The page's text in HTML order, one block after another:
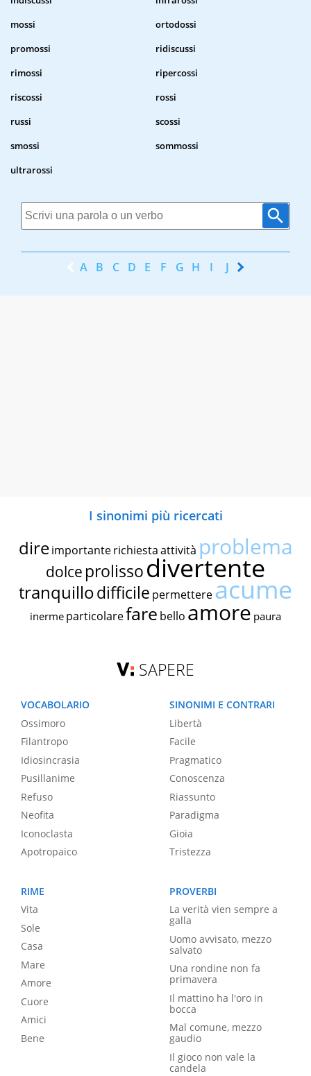
mossi
ortodossi
promossi
ridiscussi
rimossi
ripercossi
riscossi
rossi
russi
scossi
smossi
sommossi
ultrarossi
A B C D E F G H I J K
I sinonimi più ricercati
dire importante richiestaattività problema
dolce prolissodivertente
tranquillodifficile permettereacume
inerme particolarefare bello amore paura
SAPERE
VOCABOLARIO
Ossimoro
Filantropo
Idiosincrasia
Pusillanime
Refuso
Neofita
Iconoclasta
Apotropaico
SINONIMI E CONTRARI
Libertà
Facile
Pragmatico
Conoscenza
Riassunto
Paradigma
Gioia
Tristezza
RIME
Vita
Sole
Casa
Mare
Amore
Cuore
Amici
Bene
PROVERBI
La verità vien sempre a
galla
Uomo avvisato, mezzo
salvato
Una rondine non fa
primavera
Il mattino ha l'oro in
bocca
Mal comune, mezzo
gaudio
Il gioco non vale la
candela